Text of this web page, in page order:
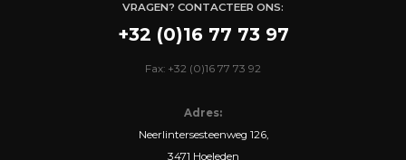
VRAGEN? CONTACTEER ONS:
+32 (0)16 77 73 97
Fax: +32 (0)16 77 73 92
Adres:
Neerlintersesteenweg 126,
3471 Hoeleden